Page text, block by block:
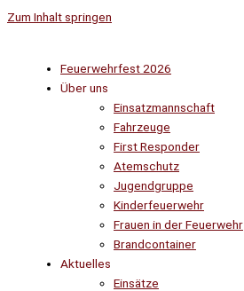
Zum Inhalt springen
Feuerwehrfest 2026
Über uns
Einsatzmannschaft
Fahrzeuge
First Responder
Atemschutz
Jugendgruppe
Kinderfeuerwehr
Frauen in der Feuerwehr
Brandcontainer
Aktuelles
Einsätze